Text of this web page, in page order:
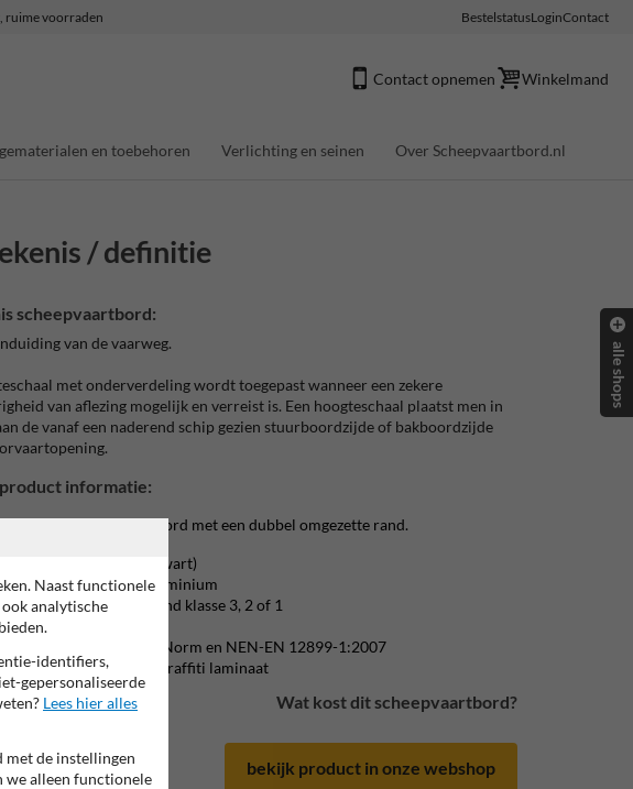
ruime voorraden BestelstatusLoginContact
Contact opnemen Winkelmand
en toebehoren Verlichting en seinen Over Scheepvaartbord.nl
/ definitie
scheepvaartbord:
van de vaarweg.
met onderverdeling wordt toegepast wanneer een zekere
van aflezing mogelijk en verreist is. Een hoogteschaal plaatst men in
de vanaf een naderend schip gezien stuurboordzijde of bakboordzijde
informatie:
scheepvaartbord met een dubbel omgezette rand.
RAL9017 (verkeerszwart)
(verkeers)grijs / aluminium
(retro-)reflecterend klasse 3, 2 of 1
600x1000mm
conform CE-Norm en NEN-EN 12899-1:2007
van UV-werend anti-graffiti laminaat
Wat kost dit scheepvaartbord?
bekijk product in onze webshop
alle shops
Naast functionele
analytische
identifiers,
gepersonaliseerde
Lees hier alles
met de instellingen
we alleen functionele